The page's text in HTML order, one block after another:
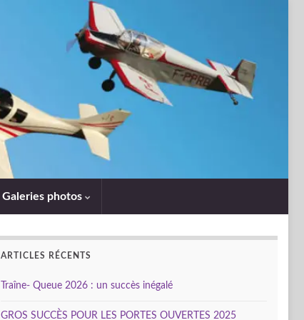
Galeries photos
ARTICLES RÉCENTS
Traîne- Queue 2026 : un succès inégalé
GROS SUCCÈS POUR LES PORTES OUVERTES 2025